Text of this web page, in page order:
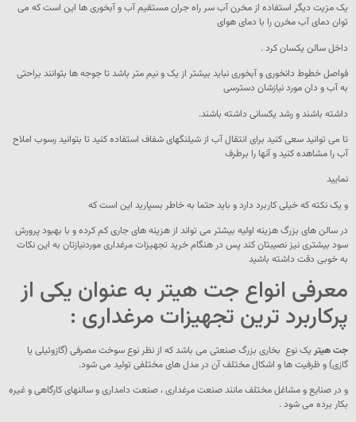
یک مزیت دیگر استفاده از مخرن آب سر راه جران مستقیم آب و آبخوری ها این است که می
توان دمای آب مخرن را با دمای هوای
داخل سالن یکسان کرد .
فواصل خطوط دانخوری و آبخوری نباید بیشتر از یک و نیم متر باشد تا جوجه ها بتوانند براحتی
به آب و دان مورد نیازشان دسترسی
داشته باشند و رشد یکسانی داشته باشند.
تا می توانید سعی کنید برای انتقال آب از شیلنگهای شفاف استفاده کنید تا بتوانید رسوب املاح
آب را مشاهده کنید و آنها را برطرف
نمایید
و یک نکته که خیلی کاربرد دارد و باید حتما به خاطر بسپارید این است که
در سالن های بزرگ هزینه اولیه بیشتر می تواند از هزینه های جاری کم کرده و با بهبود پرورش
سود بیشتری نیز نصیبتان کند پس در هنگام خرید تجهیزات مرغداری موردنیازتان به این نکات
به خوبی دقت داشته باشید
معرفی انواع جت هیتر به عنوان یکی از
پرکاربرد ترین تجهیزات مرغداری :
جت هیتر یک نوع بخاری بزرگ صنعتی می باشد که از نظر نوع سوخت مصرفی (گازوئیلی یا
گازی) و ظرفیت ها و اشکال مختلف آن در مدل های مختلفی تولید می شود.
و در صنایع و مشاغل مختلف مانند صنعت مرغداری ، صنعت دامداری و سالنهای کارگاهی و غیره
بکار برده می شود .